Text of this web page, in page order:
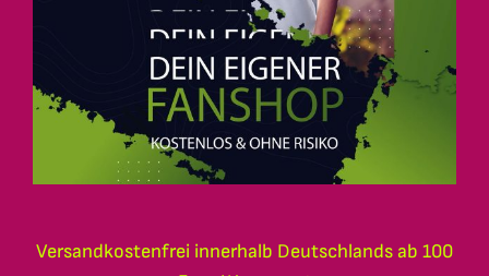
Versandkostenfrei innerhalb Deutschlands ab 100